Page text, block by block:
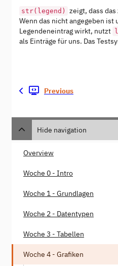
str(legend) zeigt, dass
Wenn das nicht angegeben ist
Legendeneintrag wirkt, nutzt
als Einträge für uns. Das
Previous
Hide navigation
Overview
Woche 0 - Intro
Woche 1 - Grundlagen
Woche 2 - Datentypen
Woche 3 - Tabellen
Woche 4 - Grafiken